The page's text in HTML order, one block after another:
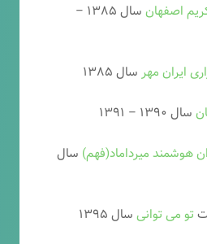
اصفهان
سال ۱۳۸۵ –
ایران مهر سال ۱۳۸۵
سال ۱۳۹۰ – ۱۳۹۱
هوشمند میرداماد(فهم) سال
تو می توانی سال ۱۳۹۵